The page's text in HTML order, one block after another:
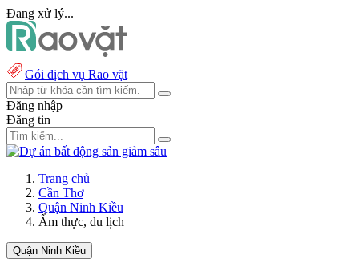
Đang xử lý...
Gói dịch vụ Rao vặt
Đăng nhập
Đăng tin
Trang chủ
Cần Thơ
Quận Ninh Kiều
Ẩm thực, du lịch
Quận Ninh Kiều